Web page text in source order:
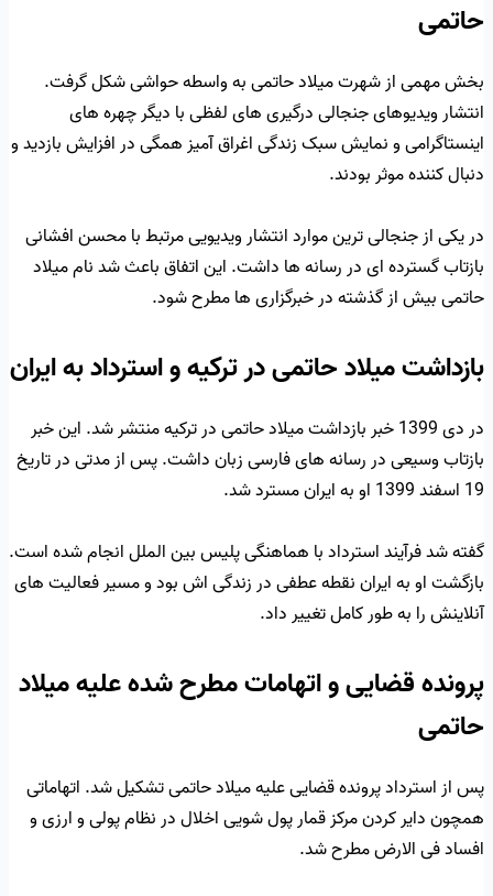
حاتمی
بخش مهمی از شهرت میلاد حاتمی به واسطه حواشی شکل گرفت.
انتشار ویدیوهای جنجالی درگیری های لفظی با دیگر چهره های
اینستاگرامی و نمایش سبک زندگی اغراق آمیز همگی در افزایش بازدید و
دنبال کننده موثر بودند.
در یکی از جنجالی ترین موارد انتشار ویدیویی مرتبط با محسن افشانی
بازتاب گسترده ای در رسانه ها داشت. این اتفاق باعث شد نام میلاد
حاتمی بیش از گذشته در خبرگزاری ها مطرح شود.
بازداشت میلاد حاتمی در ترکیه و استرداد به ایران
در دی 1399 خبر بازداشت میلاد حاتمی در ترکیه منتشر شد. این خبر
بازتاب وسیعی در رسانه های فارسی زبان داشت. پس از مدتی در تاریخ
19 اسفند 1399 او به ایران مسترد شد.
گفته شد فرآیند استرداد با هماهنگی پلیس بین الملل انجام شده است.
بازگشت او به ایران نقطه عطفی در زندگی اش بود و مسیر فعالیت های
آنلاینش را به طور کامل تغییر داد.
پرونده قضایی و اتهامات مطرح شده علیه میلاد
حاتمی
پس از استرداد پرونده قضایی علیه میلاد حاتمی تشکیل شد. اتهاماتی
همچون دایر کردن مرکز قمار پول شویی اخلال در نظام پولی و ارزی و
افساد فی الارض مطرح شد.